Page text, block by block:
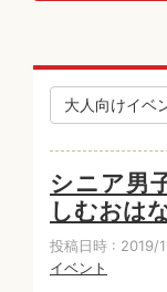
大人向けイベ
シニア男
しむおは
投稿日時 : 2019/
イベント